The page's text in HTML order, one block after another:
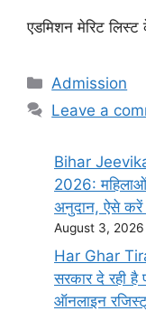
एडमिशन मेरिट लिस्ट
Admission
Leave a
Bihar
2026:
अनुदान, ऐसे
August 3, 2026
Har Ghar
सरकार दे रही
ऑनलाइन